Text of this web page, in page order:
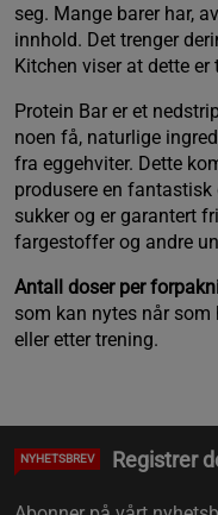
seg. Mange barer har,
innhold. Det trenger
Kitchen viser at dette
Protein Bar er et
noen få, naturlige
fra eggehviter. Dette
produsere en
sukker og er garantert
fargestoffer og andre
Antall doser per
som kan nytes når
eller etter trening.
NYHETSBREV Registrer